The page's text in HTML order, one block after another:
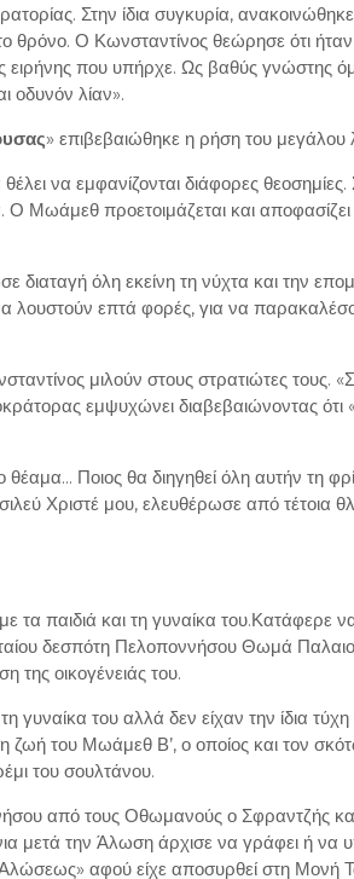
Στην ίδια συγκυρία,
Ο Κωνσταντίνος θεώρησε ότι ήταν
ειρήνης που υπήρχε. Ως βαθύς γνώστης
οδυνόν λίαν».
» επιβεβαιώθηκε η ρήση του μεγάλου
να εμφανίζονται διάφορες
Ο Μωάμεθ προετοιμάζεται και αποφασίζει
διαταγή όλη εκείνη τη νύχτα και την
λουστούν επτά φορές, για να
μιλούν στους στρατιώτες τους.
εμψυχώνει διαβεβαιώνοντας ότι
Ποιος θα διηγηθεί όλη αυτήν τη
Χριστέ μου, ελευθέρωσε από τέτοια
παιδιά και τη γυναίκα του.Κατάφερε
δεσπότη Πελοποννήσου Θωμά
της οικογένειάς του.
γυναίκα του αλλά δεν είχαν την ίδια
ζωή του Μωάμεθ Β’, ο οποίος και τον
του σουλτάνου.
από τους Οθωμανούς ο Σφραντζής
μετά την Άλωση άρχισε να γράφει ή να
Αλώσεως» αφού είχε αποσυρθεί στη Μονή